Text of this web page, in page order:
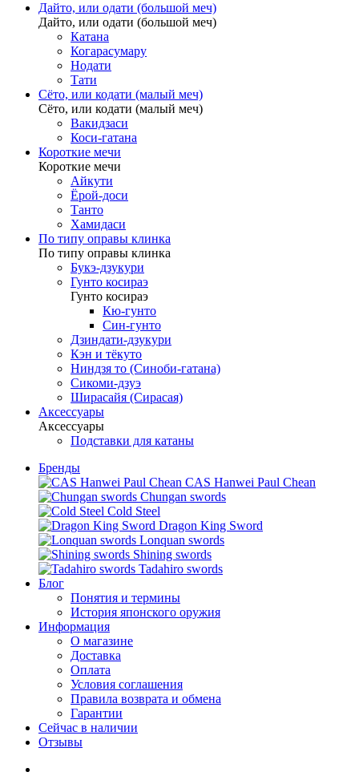
Дайто, или одати (большой меч)
Дайто, или одати (большой меч)
Катана
Когарасумару
Нодати
Тати
Сёто, или кодати (малый меч)
Сёто, или кодати (малый меч)
Вакидзаси
Коси-гатана
Короткие мечи
Короткие мечи
Айкути
Ёрой-доси
Танто
Хамидаси
По типу оправы клинка
По типу оправы клинка
Букэ-дзукури
Гунто косираэ
Гунто косираэ
Кю-гунто
Син-гунто
Дзиндати-дзукури
Кэн и тёкуто
Ниндзя то (Синоби-гатана)
Сикоми-дзуэ
Ширасайя (Сирасая)
Аксессуары
Аксессуары
Подставки для катаны
Бренды
CAS Hanwei Paul Chean
Chungan swords
Cold Steel
Dragon King Sword
Lonquan swords
Shining swords
Tadahiro swords
Блог
Понятия и термины
История японского оружия
Информация
О магазине
Доставка
Оплата
Условия соглашения
Правила возврата и обмена
Гарантии
Сейчас в наличии
Отзывы